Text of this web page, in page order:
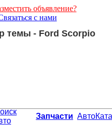
объявление?
с нами
темы - Ford Scorpio
Запчасти